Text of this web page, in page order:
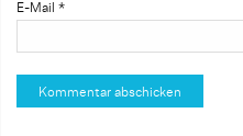
E-Mail *